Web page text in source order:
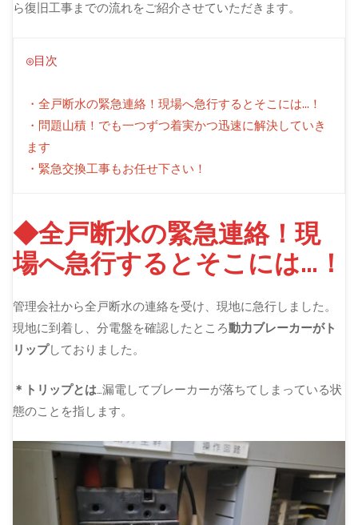
ら復旧工事までの流れをご紹介させていただきます。
◎目次
・全戸断水の緊急連絡！現場へ急行するとそこには…！
・問題山積！でも一つずつ着実かつ迅速に解決していき
ます
・緊急交換工事もお任せ下さい！
◆全戸断水の緊急連絡！現
場へ急行するとそこには…！
管理会社から全戸断水の連絡を受け、現地に急行しました。
現地に到着し、分電盤を確認したところ動力ブレーカーがト
リップしておりました。
＊トリップとは…漏電してブレーカーが落ちてしまっている状
態のことを指します。